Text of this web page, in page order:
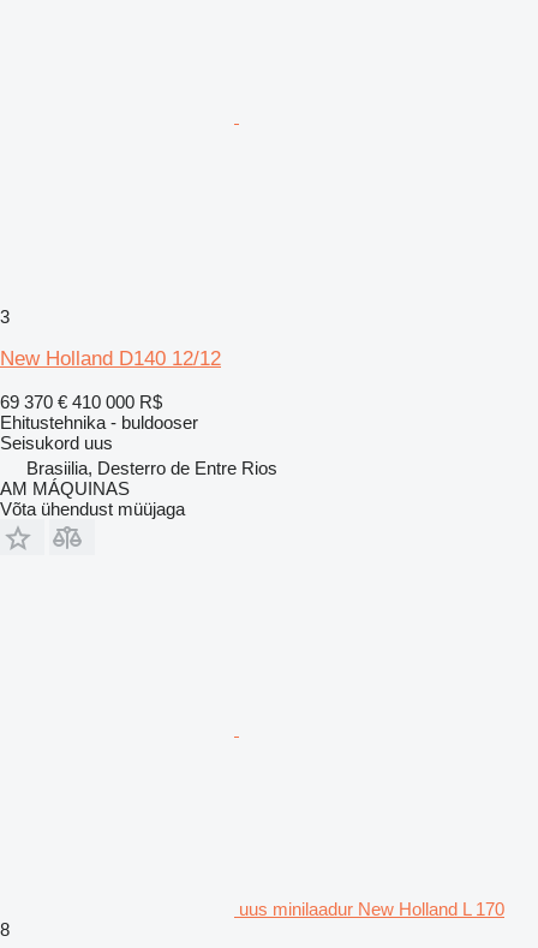
3
New Holland D140 12/12
69 370 € 410 000 R$
Ehitustehnika - buldooser
Seisukord uus
Brasiilia, Desterro de Entre Rios
AM MÁQUINAS
Võta ühendust müüjaga
uus minilaadur New Holland L 170
8